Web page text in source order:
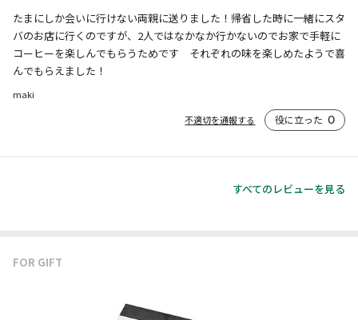
たまにしか会いに行けない両親に送りました！帰省した時に一緒にスタ
バのお店に行くのですが、2人ではなかなか行かないのでお家で手軽に
コーヒーを楽しんでもらうためです　それぞれの味を楽しめたようで喜
んでもらえました！
maki
不適切を通報する 役に立った 0
すべてのレビューを見る
FOR GIFT